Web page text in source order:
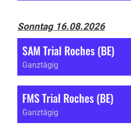
Sonntag 16.08.2026
SAM Trial Roches (BE)
Ganztägig
FMS Trial Roches (BE)
Ganztägig